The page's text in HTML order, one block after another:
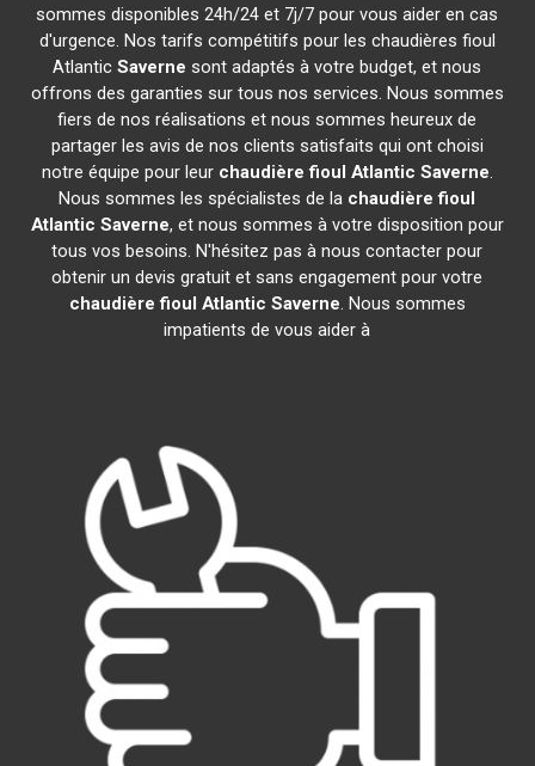
sommes disponibles 24h/24 et 7j/7 pour vous aider en cas
d'urgence. Nos tarifs compétitifs pour les chaudières fioul
AtlanticSaverne sont adaptés à votre budget, et nous
offrons des garanties sur tous nos services. Nous sommes
fiers de nos réalisations et nous sommes heureux de
partager les avis de nos clients satisfaits qui ont choisi
notre équipe pour leur chaudière fioul Atlantic Saverne.
Nous sommes les spécialistes de la chaudière fioul
Atlantic Saverne, et nous sommes à votre disposition pour
tous vos besoins. N'hésitez pas à nous contacter pour
obtenir un devis gratuit et sans engagement pour votre
chaudière fioul Atlantic Saverne. Nous sommes
impatients de vous aider à